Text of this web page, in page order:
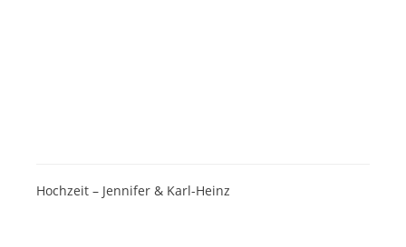
Hochzeit – Jennifer & Karl-Heinz